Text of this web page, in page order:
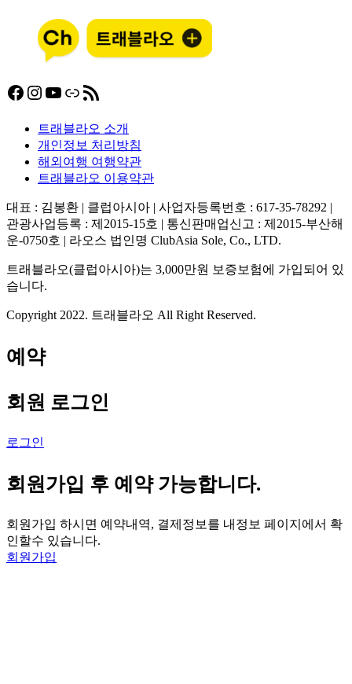
Facebook
Instagram
YouTube
링크RSS 피드
트래블라오 소개
개인정보 처리방침
해외여행 여행약관
트래블라오 이용약관
대표 : 김봉환 | 클럽아시아 | 사업자등록번호 : 617-35-78292 |
관광사업등록 : 제2015-15호 | 통신판매업신고 : 제2015-부산해
운-0750호 | 라오스 법인명 ClubAsia Sole, Co., LTD.
트래블라오(클럽아시아)는 3,000만원 보증보험에 가입되어 있
습니다.
Copyright 2022. 트래블라오 All Right Reserved.
예약
회원 로그인
로그인
회원가입 후 예약 가능합니다.
회원가입 하시면 예약내역, 결제정보를 내정보 페이지에서 확
인할수 있습니다.
회원가입